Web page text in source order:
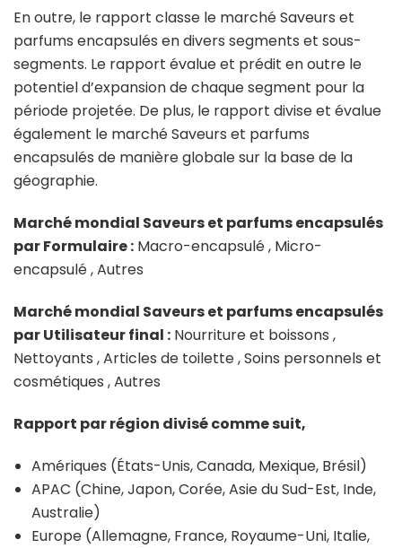
En outre, le rapport classe le marché Saveurs et
parfums encapsulés en divers segments et sous-
segments. Le rapport évalue et prédit en outre le
potentiel d’expansion de chaque segment pour la
période projetée. De plus, le rapport divise et évalue
également le marché Saveurs et parfums
encapsulés de manière globale sur la base de la
géographie.
Marché mondial Saveurs et parfums encapsulés
par Formulaire : Macro-encapsulé , Micro-
encapsulé , Autres
Marché mondial Saveurs et parfums encapsulés
par Utilisateur final : Nourriture et boissons ,
Nettoyants , Articles de toilette , Soins personnels et
cosmétiques , Autres
Rapport par région divisé comme suit,
Amériques (États-Unis, Canada, Mexique, Brésil)
APAC (Chine, Japon, Corée, Asie du Sud-Est, Inde,
Australie)
Europe (Allemagne, France, Royaume-Uni, Italie,